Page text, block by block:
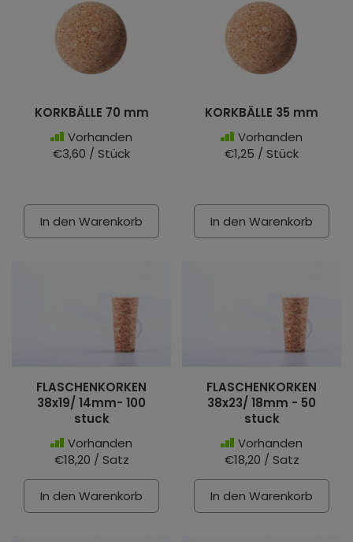
KORKBÄLLE 70 mm
Vorhanden
€3,60 / Stück
In den Warenkorb
KORKBÄLLE 35 mm
Vorhanden
€1,25 / Stück
In den Warenkorb
FLASCHENKORKEN
38x19/ 14mm- 100
stuck
Vorhanden
€18,20 / Satz
In den Warenkorb
FLASCHENKORKEN
38x23/ 18mm - 50
stuck
Vorhanden
€18,20 / Satz
In den Warenkorb